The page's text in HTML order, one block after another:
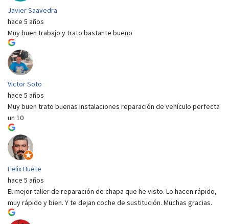
Javier Saavedra
hace 5 años
Muy buen trabajo y trato bastante bueno
Victor Soto
hace 5 años
Muy buen trato buenas instalaciones reparación de vehículo perfecta
un 10
Felix Huete
hace 5 años
El mejor taller de reparación de chapa que he visto. Lo hacen rápido,
muy rápido y bien. Y te dejan coche de sustitución. Muchas gracias.